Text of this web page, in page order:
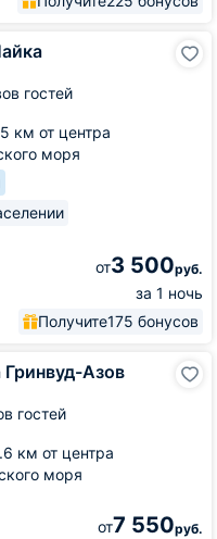
гостей
км от центра
моря
от3 500руб.
за 1 ночь
Получите175 бонусов
Гринвуд-Азов
гостей
км от центра
моря
от7 550руб.